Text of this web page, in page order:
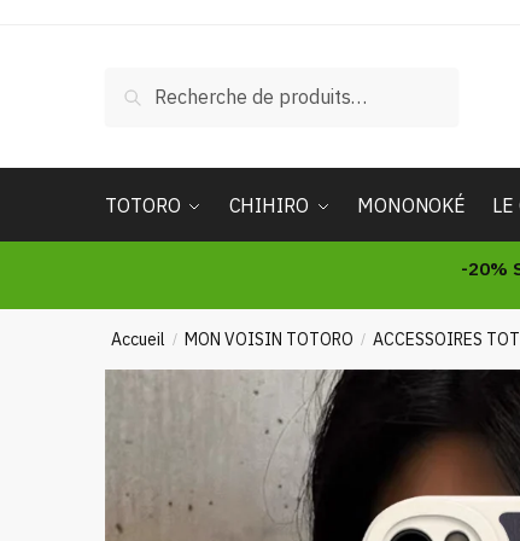
pour :
Recherche
TOTORO CHIHIRO MONONOKÉ
-20%
Accueil / MON VOISIN TOTORO / ACCESSOIRES